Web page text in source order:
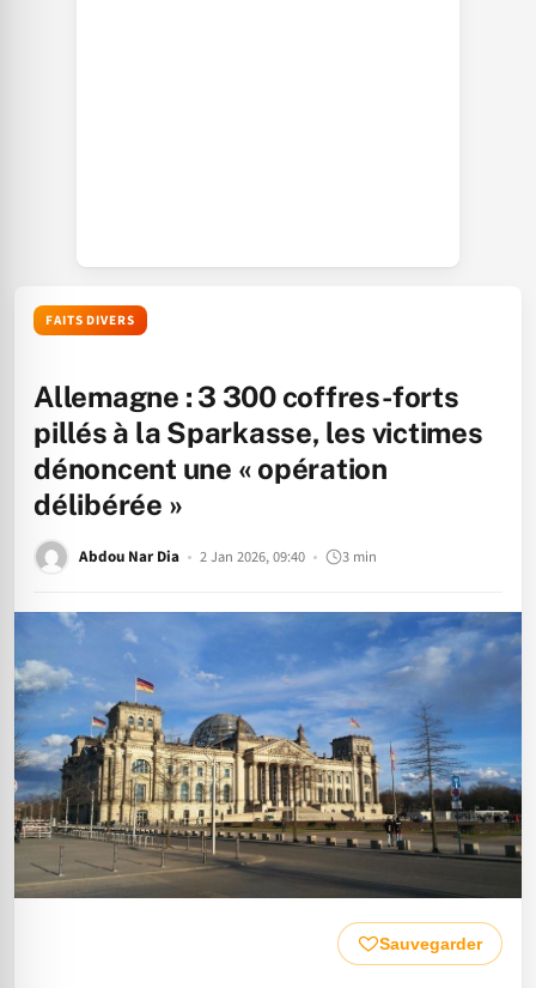
FAITS DIVERS
Allemagne : 3 300 coffres-forts
pillés à la Sparkasse, les victimes
dénoncent une « opération
délibérée »
Abdou Nar Dia 2 Jan 2026, 09:40 3 min
Sauvegarder